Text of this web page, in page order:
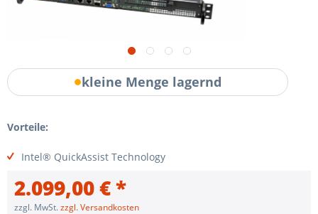
kleine Menge lagernd
Vorteile:
Intel® QuickAssist Technology
2.099,00 € *
zzgl. MwSt.zzgl. Versandkosten